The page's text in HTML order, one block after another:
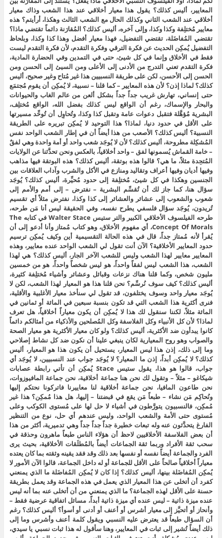
المعايير، أليس كذلك؟ يقول هذا معيار أخلاقي عند هذا الشعب وذاك معيار
أخلاقي عند الشعب الثاني وكذلك الحال مع الشعب الثالث وهكذا، أرأيتم؟ هذه
معايير مُختلِفة وكذا وكذا، وإلى آخره، أليس كذلك؟ المُقارَنة دائماً تقتضي ماذا؟
تقتضي المُفاضَلة، تقتضي التفضيل، فهذا معيار أفضل وهذا كذا وكذا، وبلحاظ
التفضيل يُمكِن الحديث عن فكرة الترقي وفكرة التقدم، لأن فكرة التقدم ليست
فقط في الأخلاق وإنما في كل شيئ، حتى في التمدين وفي الحضارة المادية،
فكرة التقدم تعني التدرج من الأدنى إلى الأعلى ومن السيئ إلى الحسن ومن
الحسن إلى الأحسن، لكن على طريقة النسبيين هذا غير مُتاح وغير صحيح، أليس
كذلك؟ لماذا إذن؟ لأن هذه المعايير – كما قلنا – نسبية، لا يُمكِن أن يقوم مُجتمَع
حتى إنساني، تهارش غريب جداً جداً بشكل ألعن من عالم الغاب والحيوانات
والبحار والإسماك، رغم أن الواقع ليس كذلك بفضل الله، الواقع مُختلِف،
البشرية مُؤهَّلة فتقبل دعوات عامة وتقبل كذا وكذا، وتُحاوِل أن تُوحِّد مسيرتها
على الأقل في حدود دنيا، لماذا؟ هذا التوحيد لا يُمكِن تبريره على الطريقة
النسبية؟ أليس كذلك؟ الأصعب من هذا أيضاً أن في إطار الشعب الواحد نفس
المُشكِلة مطروحة، أليس كذلك؟ لأن لا يُوجَد شعب واحد أو أمة واحدة وهي لفقٌ
– خامة القماش يُسمونها لفق – واحد أخلاقياً، بالعكس ونحن تحدَّثنا عن الولايات
المُتحِدة مثلاً، ما هي؟ قالوا هذه بوتقة، أليس كذلك؟ هذه البوتقة فيها مذاهب
وفيها أديان وفيها أعراف وتقاليد ومنازع في الأكل والشرب وآداب العلاقات بين
الجنسين وهكذا في كل شيئ، مُختلِفة إلى حدود مُحيِّرة، أليس كذلك؟ يُوجَد
سؤال هنا، كما جاز لك أن تُقسِّم البشرية – نفترض – إلى أمم والأمم إلى
شعوب والشعوب إلى عشائر والعشائر إلى كذا وكذا، نفترض مثلاً أي تقسيم
تُريدون، يُوجَد سؤال فلسفي يطرح نفسه، وفي الحقيقة ليس أنا مَن طرحه،
طرحه الفيلسوف الأخلاقي الكبير والتر ستيس Walter Stace في كتابه The
Concept Of Morals، أي مفهوم الأخلاق، وهو كتاب مُمتاز وأنا أدعو إلى أن
يُقرأ لأنه مُمتاز جداً، قال في هذه الحالة التقسيمية أين وكيف يُمكِن ترسيم
حدود المعايير الأخلاقية؟ الآن أنت تقول لي الشعب الواحد عنده معايير، وهذه
المعايير معايير لهذا الشعب وليس للشعب الآخر الجار، أليس كذلك؟ هي لهذا
الشعب، هذا الشعب ليس لفقاً واحداً، هو ليس شخصاً واحداً، هو من خمسين
مليون شخص، وكما قلنا هناك نزعات وقبائل وعشائر وأشياء مُختلِفة كثيرة،
أليس كذلك؟ كيف سوف نُرسِّم؟ نحن قلنا هذا هو المعيار لهذا الشعب، لكن لا
يُوجَد معيار واحد وسوف يختلفون، قد تقول لي سنأخذ معيار الأغلبية والأقلية،
فنرى أكثرية هذا الشعب التي قد تكون بنسبة سبعين في المائة أو ثمانين في
المائة مثلاً، لكننا سنقول لك هذا لا يُمكِن أن يكون معياراً أخلاقياً، هل تعرف
لماذا؟ لأن كل الأنبياء وكل الفلاسفة وكل المُصلحين والأذكياء من أمثالكم دائماً
كانوا يبدأون ضد الأكثرية، أليس كذلك؟ ولو كان معيار الأكثرية هو معيار الصحة
والصواب وهو روح المعيارية لكان ينبغي علينا أن نكون ضد كل نشاط إصلاحي
وما إلى ذلك، إذن هذا ليس المعيار، يستحيل أن يكون هذا هو المعيار، أليس
كذلك؟ لا يُمكِن أبداً، إذن ما المعيار؟ لا يُوجَد جواب عند النسبيين، لا يُوجَد أي
جواب، قالوا هو هذا، يقول ستيس Stace يُمكِن أن تأتي رابطة عصابات
شيكاغو – مثلاً – وتقول لك نحن هنا جماعة أخلاقية، نحن جماعة المافيوزوات،
نحن طاعون المافيا، نحن جماعة أخلاقية لنا معاييرنا فاتركونا نحتكم إليها
ونُحاكِم مَن نشاء – طبعاً مَن يقع في قبضتنا – إليها، هل هذا مُمكِن؟ هذا غير
مُمكِن، فالنسبيون يتورَّطون في أشياء لا حل لها على مُستوى الكوكب وعلى
مُستوى حتى الأمة والشعب الواحد، وليس عندهم أي حل، نوع من التنظير
الفارغ يتحدَّثون عنه وله تبعات خطيرة جداً جداً جداً وهي تدميرية، أكثر من هذا
أن بعض الفلاسفة الأخلاقيين لاحظ أن هؤلاء الناس طبعاً ماهرون وحذقة في
سحب ثقة الأفراد وربما ثقة الجماعات أيضاً بالمُطلَقات الأخلاقية، بحيث يرى
الفرد والجماعة أيضاً نفسه أو نفسها بعد ذلك وقد فقد يقينه وثقته بما كان يعتده
معياراً أخلاقياً صالحاً على الأقل للجماعة أو له داخل الجماعة، قالوا الآن الأمور لا
يُمكِن المُفاضَلة بينها، أليس كذلك؟ إذا كان لا يُمكِن المُفاضَلة ما الذي يمنعني
كفرد أن أتخلى عن هذا المعيار الذي يعمل في هذه الجماعة وقد يعمل بطريقة
حسنة على الأقل لهذه الجماعة؟ ما الذي يمنعني من أن أتخلى عنه بما أنه ليس
عنده ميزة ذاتية – ليس عنده أي ميزة ذاتية أبداً، مسائل اتفاقية عرضية فقط –
وأنحاز أو أتحيَّز إلى معيار أشرس أو أعنف أو أدنى أو أسوأ؟ أليس كذلك؟ رغم
أن السؤال طبعاً قد يعترض عليه النسبي ويقول كلمة أعنف وأشرس وما إلى
ذلك أيضاً تُشير إلى ثبات في المعايير، وهنا سأقول له هذا ثبات نسبي يا سيدي،